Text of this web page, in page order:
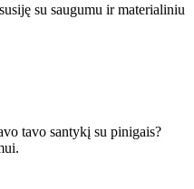
su saugumu ir materialiniu
tavo santykį su pinigais?